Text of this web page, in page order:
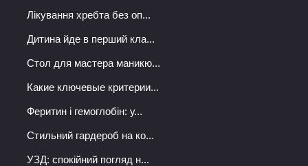
Лікування хребта без оп...
Дитина йде в перший кла...
Стол для мастера маникю...
Какие ключевые критерии...
Феритин і гемоглобін: у...
Стильний гардероб на ко...
УЗД: спокійний погляд н...